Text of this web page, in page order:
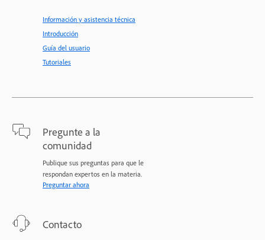
Información y asistencia técnica
Introducción
Guía del usuario
Tutoriales
Pregunte a la
comunidad
Publique sus preguntas para que le
respondan expertos en la materia.
Preguntar ahora
Contacto